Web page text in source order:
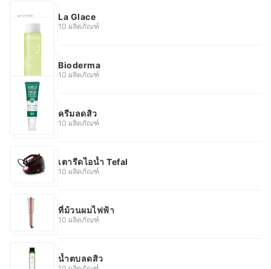
La Glace
10 ผลิตภัณฑ์
Bioderma
10 ผลิตภัณฑ์
ครีมลดสิว
10 ผลิตภัณฑ์
เตารีดไอน้ำ Tefal
10 ผลิตภัณฑ์
ที่ม้วนผมไฟฟ้า
10 ผลิตภัณฑ์
น้ำตบลดสิว